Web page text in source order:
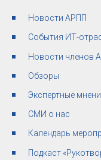
Новости АРПП
События ИТ-
Новости членов
Обзоры
Экспертные
СМИ о нас
Календарь
Подкаст